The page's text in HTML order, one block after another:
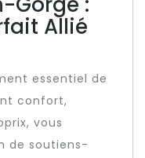
Allié
essentiel de
confort,
vous
de soutiens-